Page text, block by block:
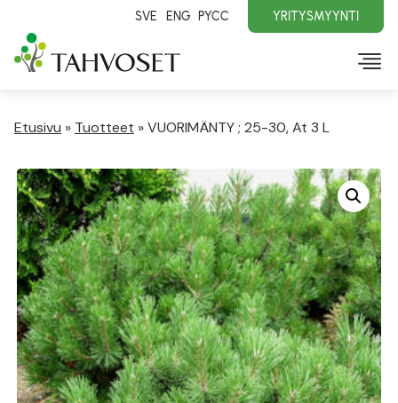
SVE ENG PYCC YRITYSMYYNTI
Etusivu » Tuotteet »VUORIMÄNTY ; 25-30, At 3 L